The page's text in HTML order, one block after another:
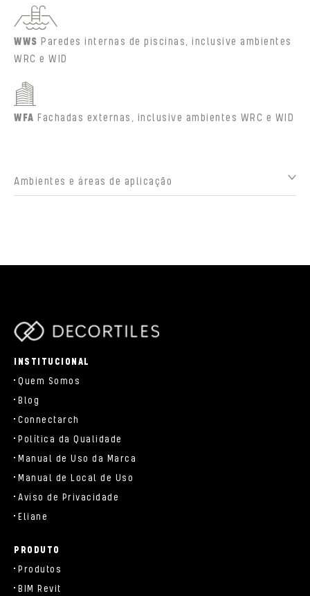
WWS Paredes internas de piscinas, inclusive ambientes
WRC e WID
WFA Fachadas externas, inclusive ambientes WRC e WID
Ambientes e áreas de aplicação
INSTITUCIONAL
Quem Somos
Blog
Connectarch
Política da Qualidade
Manual de Uso da Marca
Manual de Local de Uso
Aviso de Privacidade
Eliane
PRODUTO
Produtos
BIM Revit